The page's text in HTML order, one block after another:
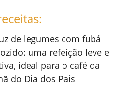
de legumes com fubá
uma refeição leve e
ideal para o café da
do Dia dos Pais